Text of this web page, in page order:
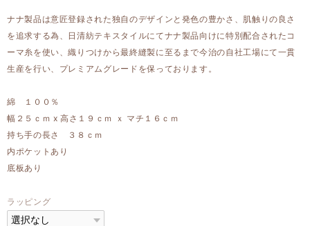
ナナ製品は意匠登録された独自のデザインと発色の豊かさ、肌触りの良さ
を追求する為、日清紡テキスタイルにてナナ製品向けに特別配合されたコ
ーマ糸を使い、織りつけから最終縫製に至るまで今治の自社工場にて一貫
生産を行い、プレミアムグレードを保っております。
綿 １００％
幅２５ｃｍ x 高さ１９ｃｍ ｘ マチ１６ｃｍ
持ち手の長さ ３８ｃｍ
内ポケットあり
底板あり
ラッピング